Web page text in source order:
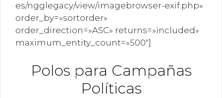
es/ngglegacy/view/imagebrowser-exif.php»
order_by=»sortorder»
order_direction=»ASC» returns=»included»
maximum_entity_count=»500″]
Polos para Campañas
Políticas